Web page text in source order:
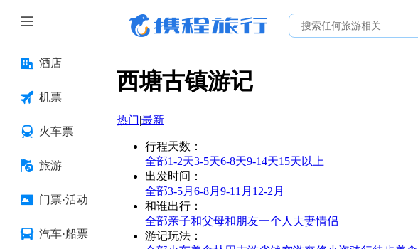
酒店
机票
火车票
旅游
门票·活动
汽车·船票
西塘古镇游记
热门|最新
行程天数 ：
全部1-2天3-5天6-8天9-14天15天以上
出发时间 ：
全部3-5月 6-8月 9-11月 12-2月
和谁出行 ：
全部亲子和父母和朋友一个人 夫妻情侣
游记玩法 ：